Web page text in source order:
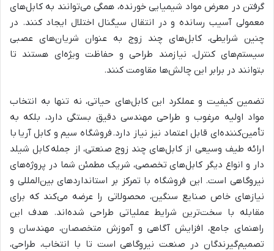
گرفتن در معرض مواد شیمیایی خورنده، همگی می‌توانند به کابل‌های
معمولی آسیب رسانده و در انتقال سیگنال اختلال ایجاد کنند. در
چنین شرایطی، کابل‌های چند زوج به عنوان شریان‌های عصبی
سیستم‌های کنترل، نیازمند طراحی و حفاظت ویژه‌ای هستند تا
بتوانند در برابر این چالش‌ها مقاومت کنند.
تضمین کیفیت و عملکرد این کابل‌های حیاتی، نه تنها به انتخاب
مواد اولیه مرغوب و طراحی مهندسی دقیق بستگی دارد، بلکه به
تأمین‌کننده‌ای قابل اعتماد نیز نیاز دارد. فروشگاه سیم و کابل آریا با
ارائه طیف وسیعی از کابل‌های چند زوج صنعتی، از جمله کابل شیلد
دار و انواع دیگر کابل‌های تخصصی، شریک مطمئن شما در پروژه‌های
نیروگاهی است. این فروشگاه با تمرکز بر استانداردهای بین‌المللی و
نیازهای خاص صنایع سنگین، محصولاتی را عرضه می‌کند که برای
مقابله با سخت‌ترین شرایط عملیاتی طراحی شده‌اند. هدف این
راهنمای جامع، افزایش آگاهی و آموزش متخصصان، مهندسان و
تصمیم‌گیرندگان در صنعت نیروگاهی است تا با انتخاب، طراحی،